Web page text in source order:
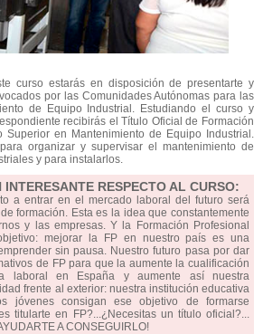
curso estarás en disposición de presentarte y
por las Comunidades Autónomas para las
de Equipo Industrial. Estudiando el curso y
recibirás el Título Oficial de Formación
Superior en Mantenimiento de Equipo Industrial.
organizar y supervisar el mantenimiento de
y para instalarlos.
RESPECTO AL CURSO:
a entrar en el mercado laboral del futuro será
formación. Esta es la idea que constantemente
y las empresas. Y la Formación Profesional
mejorar la FP en nuestro país es una
sin pausa. Nuestro futuro pasa por dar
de FP para que la aumente la cualificación
laboral en España y aumente así nuestra
frente al exterior: nuestra institución educativa
jóvenes consigan ese objetivo de formarse
titularte en FP?...¿Necesitas un título oficial?...
A CONSEGUIRLO!